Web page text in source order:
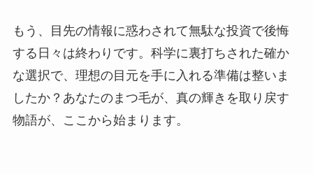
もう、目先の情報に惑わされて無駄な投資で後悔
する日々は終わりです。科学に裏打ちされた確か
な選択で、理想の目元を手に入れる準備は整いま
したか？あなたのまつ毛が、真の輝きを取り戻す
物語が、ここから始まります。